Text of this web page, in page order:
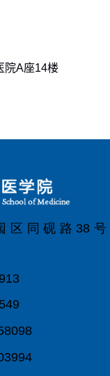
院A座14楼
区同砚路38号